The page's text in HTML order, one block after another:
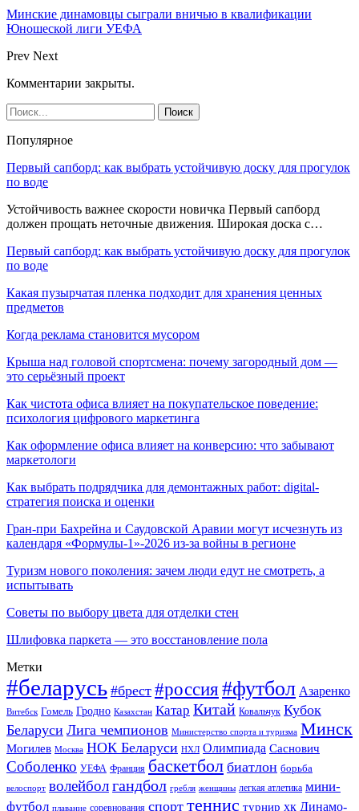
Минские динамовцы сыграли вничью в квалификации
Юношеской лиги УЕФА
Prev Next
Комментарии закрыты.
Популярное
Первый сапборд: как выбрать устойчивую доску для прогулок
по воде
Устойчивость важнее скорости новичка Первый сапборд
должен прощать неточные движения. Широкая доска с…
Первый сапборд: как выбрать устойчивую доску для прогулок
по воде
Какая пузырчатая пленка подходит для хранения ценных
предметов
Когда реклама становится мусором
Крыша над головой спортсмена: почему загородный дом —
это серьёзный проект
Как чистота офиса влияет на покупательское поведение:
психология цифрового маркетинга
Как оформление офиса влияет на конверсию: что забывают
маркетологи
Как выбрать подрядчика для демонтажных работ: digital-
стратегия поиска и оценки
Гран-при Бахрейна и Саудовской Аравии могут исчезнуть из
календаря «Формулы-1»-2026 из-за войны в регионе
Туризм нового поколения: зачем люди едут не смотреть, а
испытывать
Советы по выбору цвета для отделки стен
Шлифовка паркета — это восстановление пола
Метки
#беларусь #брест #россия#футбол Азаренко
Витебск Гомель Гродно Казахстан Катар Китай Ковальчук Кубок
Беларуси Лига чемпионов Министерство спорта и туризма Минск
Могилев Москва НОК Беларуси НХЛ Олимпиада Саснович
Соболенко УЕФА Франция баскетбол биатлон борьба
велоспорт волейболгандбол гребля женщины легкая атлетика мини-
футбол плавание соревнования спорт теннис турнир хк Динамо-